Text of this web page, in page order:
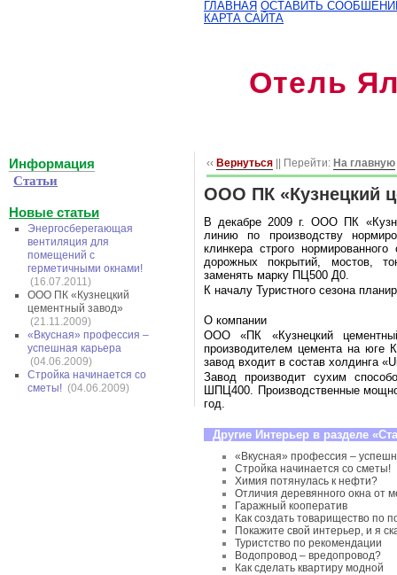
ГЛАВНАЯ ОСТАВИТЬ
КАРТА САЙТА
Отель
Информация
Статьи
Новые статьи
Энергосберегающая
вентиляция для
помещений с
герметичными окнами!
(16.07.2011)
ООО ПК «Кузнецкий
цементный завод»
(21.11.2009)
«Вкусная» профессия –
успешная карьера
(04.06.2009)
Стройка начинается со
сметы! (04.06.2009)
‹‹ Вернуться || Перейти: На главную
ООО ПК «Кузнецкий
В декабре 2009 г. ООО ПК
линию по производству
клинкера строго
дорожных покрытий, мостов,
заменять марку ПЦ500 Д0.
К началу Туристного сезона
О компании
ООО «ПК «Кузнецкий
производителем цемента на юге
завод входит в состав холдинга «
Завод производит сухим
ШПЦ400. Производственные
год.
Другие Интерьер в разделе
«Вкусная» профессия –
Стройка начинается со сметы!
Химия потянулась к нефти?
Отличия деревянного окна от
Гаражный кооператив
Как создать товарищество по
Покажите свой интерьер, и я
Туристство по рекомендации
Водопровод – вредопровод?
Как сделать квартиру модной